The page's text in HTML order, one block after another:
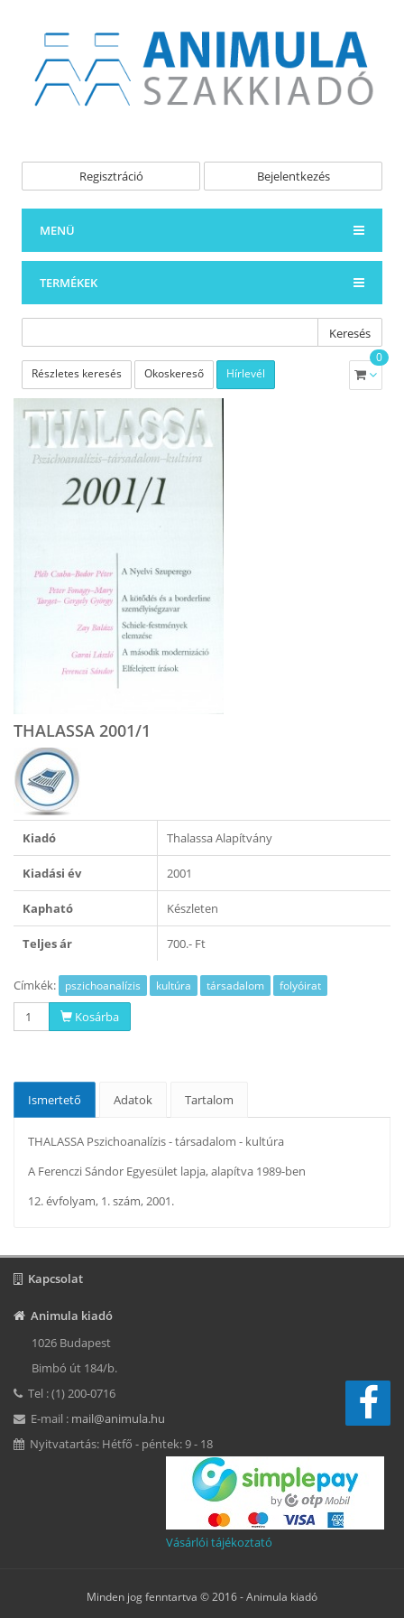
Regisztráció Bejelentkezés
MENÜ
TERMÉKEK
Keresés
Részletes keresés Okoskereső Hírlevél
0
THALASSA 2001/1
Kiadó Thalassa Alapítvány
Kiadási év 2001
Kapható Készleten
Teljes ár 700.- Ft
Címkék: pszichoanalízis kultúra társadalom folyóirat
Kosárba
Ismertető Adatok Tartalom
THALASSA Pszichoanalízis - társadalom - kultúra
A Ferenczi Sándor Egyesület lapja, alapítva 1989-ben
12. évfolyam, 1. szám, 2001.
Kapcsolat
Animula kiadó
1026 Budapest
Bimbó út 184/b.
Tel : (1) 200-0716
E-mail : mail@animula.hu
Nyitvatartás: Hétfő - péntek: 9 - 18
Vásárlói tájékoztató
Minden jog fenntartva © 2016 -Animula kiadó